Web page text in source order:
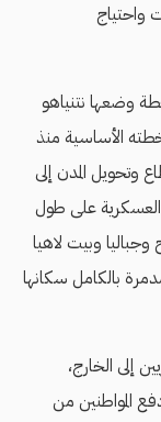
وضعها نتنياهو
الأساسية منذ
وتحويل المدن إلى
على طول
وبيت لاهيا
بالكامل سكانها
إلى الخارج،
المواطنين من